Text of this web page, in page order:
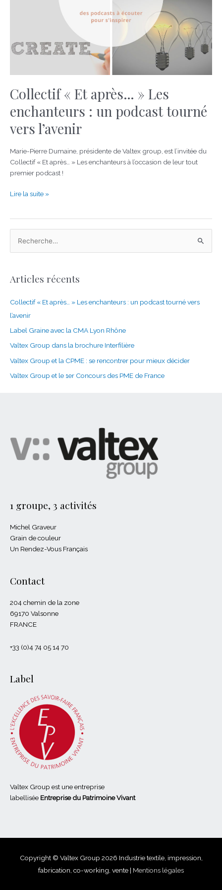
Collectif « Et après… » Les
enchanteurs : un podcast tourné
vers l’avenir
Marie-Pierre Dumaine, présidente de Valtex group, est l’invitée du
Collectif « Et après… » Les enchanteurs à l’occasion de leur tout
premier podcast !
Lire la suite »
h
e
r
Articles récents
Collectif « Et après… » Les enchanteurs : un podcast tourné vers
l’avenir
Label Graine avec la CMA Lyon Rhône
Valtex Group dans la brochure Interfilière
Valtex Group et la CPME : se rencontrer pour mieux décider
Valtex Group et le 1er Concours des PME de France
1 groupe, 3 activités
Michel Graveur
Grain de couleur
Un Rendez-Vous Français
Contact
204 chemin de la zone
69170 Valsonne
FRANCE
+33 (0)4 74 05 14 70
Label
Valtex Group est une entreprise
labellisée Entreprise du Patrimoine Vivant
Copyright © Valtex Group 2026 Industrie textile, impression,
fabrication, co-working, vente | Mentions légales